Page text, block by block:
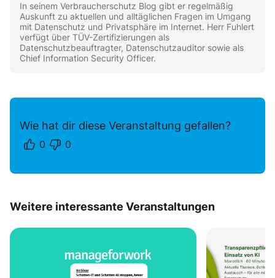
In seinem Verbraucherschutz Blog gibt er regelmäßig
Auskunft zu aktuellen und alltäglichen Fragen im Umgang
mit Datenschutz und Privatsphäre im Internet. Herr Fuhlert
verfügt über TÜV-Zertifizierungen als
Datenschutzbeauftragter, Datenschutzauditor sowie als
Chief Information Security Officer.
Wie hat dir diese Veranstaltung gefallen?
0 0
Weitere interessante Veranstaltungen